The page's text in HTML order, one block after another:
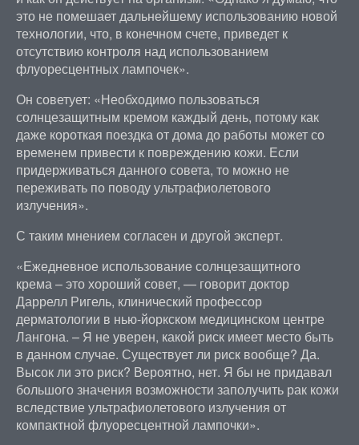
это не помешает дальнейшему использованию новой
технологии, что, в конечном счете, приведет к
отсутствию контроля над использованием
флуоресцентных лампочек».
Он советует: «Необходимо пользоваться
солнцезащитным кремом каждый день, потому как
даже короткая поездка от дома до работы может со
временем привести к повреждению кожи. Если
придерживаться данного совета, то можно не
переживать по поводу ультрафиолетового
излучения».
С таким мнением согласен и другой эксперт.
«Ежедневное использование солнцезащитного
крема – это хороший совет, — говорит доктор
Даррелл Ригель, клинический профессор
дерматологии в нью-йоркском медицинском центре
Лангона. – Я не уверен, какой риск имеет место быть
в данном случае. Существует ли риск вообще? Да.
Высок ли это риск? Вероятно, нет. Я бы не придавал
большого значения возможности заполучить рак кожи
вследствие ультрафиолетового излучения от
компактной флуоресцентной лампочки».